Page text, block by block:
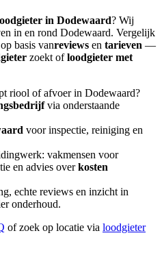
in Dodewaard? Wij
in en rond Dodewaard. Vergelijk
op basis vanreviews en tarieven —
zoekt ofloodgieter met
riool of afvoer in Dodewaard?
via onderstaande
voor inspectie, reiniging en
vakmensen voor
en advies overkosten
echte reviews en inzicht in
onderhoud.
of zoek op locatie via loodgieter